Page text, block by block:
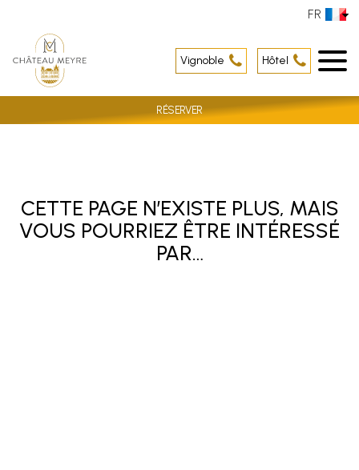
Hôtel
Vignoble
RÉSERVER
FR
CETTE PAGE N’EXISTE PLUS, MAIS
VOUS POURRIEZ ÊTRE INTÉRESSÉ
PAR…